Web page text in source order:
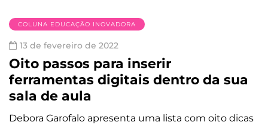
COLUNA EDUCAÇÃO INOVADORA
13 de fevereiro de 2022
Oito passos para inserir
ferramentas digitais dentro da sua
sala de aula
Debora Garofalo apresenta uma lista com oito dicas